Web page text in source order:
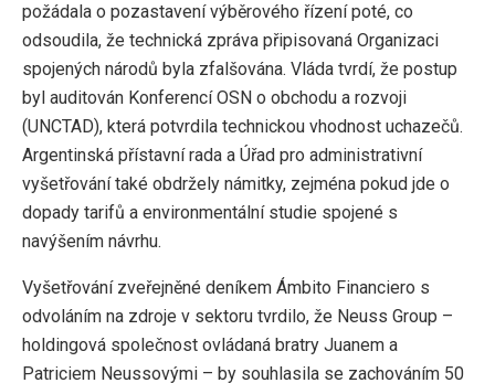
požádala o pozastavení výběrového řízení poté, co
odsoudila, že technická zpráva připisovaná Organizaci
spojených národů byla zfalšována. Vláda tvrdí, že postup
byl auditován Konferencí OSN o obchodu a rozvoji
(UNCTAD), která potvrdila technickou vhodnost uchazečů.
Argentinská přístavní rada a Úřad pro administrativní
vyšetřování také obdržely námitky, zejména pokud jde o
dopady tarifů a environmentální studie spojené s
navýšením návrhu.
Vyšetřování zveřejněné deníkem Ámbito Financiero s
odvoláním na zdroje v sektoru tvrdilo, že Neuss Group –
holdingová společnost ovládaná bratry Juanem a
Patriciem Neussovými – by souhlasila se zachováním 50